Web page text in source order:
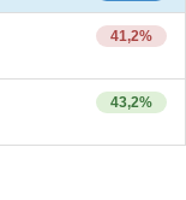
41,2%
43,2%